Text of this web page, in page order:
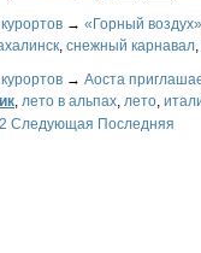
→ «Горный
, снежный карнавал,
→ Аоста
, лето в альпах, лето,
2 Следующая Последняя